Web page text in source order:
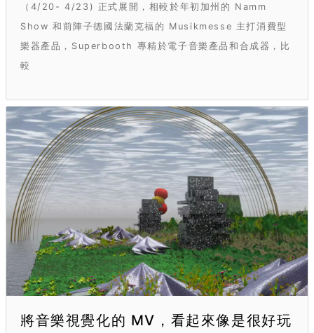
（4/20- 4/23) 正式展開，相較於年初加州的 Namm
Show 和前陣子德國法蘭克福的 Musikmesse 主打消費型
樂器產品，Superbooth 專精於電子音樂產品和合成器，比
較
將音樂視覺化的 MV，看起來像是很好玩